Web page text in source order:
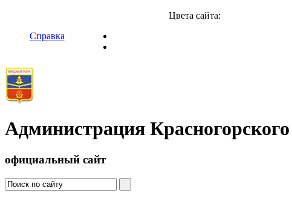
Справка
Цвета сайта:
Администрация
официальный сайт